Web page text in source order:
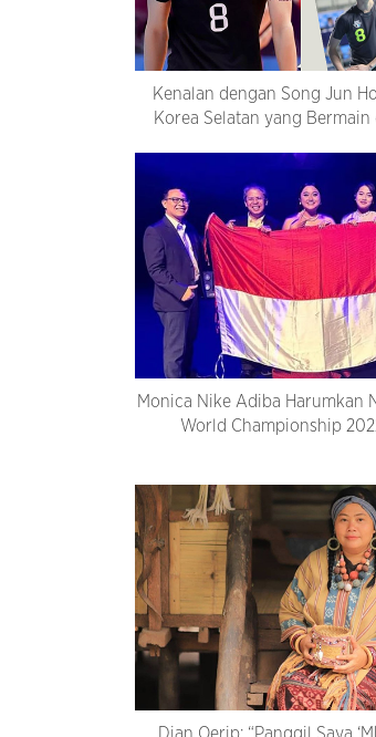
Kenalan dengan Song Jun
Korea Selatan yang
Monica Nike Adiba Harumkan
World Championship
Dian Oerip: “Panggil Saya